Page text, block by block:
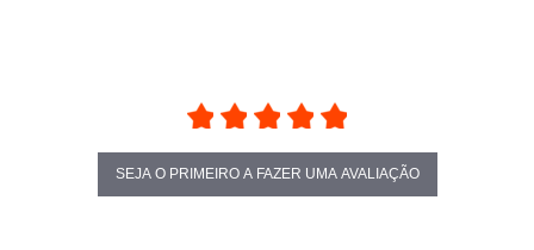
SEJA O PRIMEIRO A FAZER UMA AVALIAÇÃO